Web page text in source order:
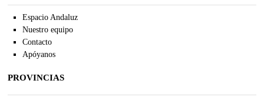
Espacio Andaluz
Nuestro equipo
Contacto
Apóyanos
PROVINCIAS